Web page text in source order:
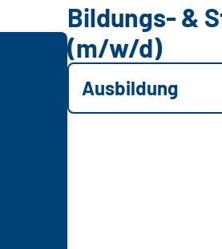
Bildungs- &
(m/w/d)
Ausbildung